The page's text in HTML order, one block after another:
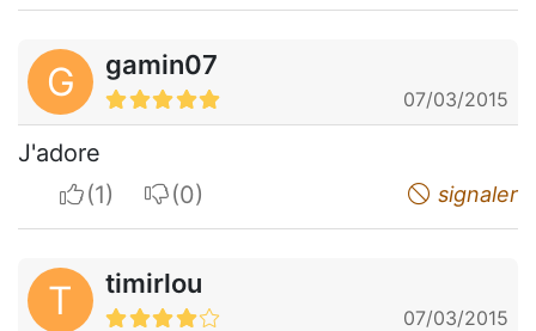
G gamin07
07/03/2015
J'adore
I apreciateI do not appreciate signaler
T timirlou
07/03/2015